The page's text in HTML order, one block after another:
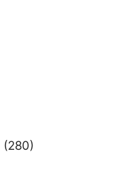
(280)